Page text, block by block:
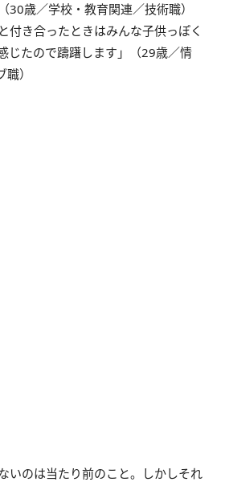
30歳／学校・教育関連／技術職）
付き合ったときはみんな子供っぽく
じたので躊躇します」（29歳／情
）
いのは当たり前のこと。しかしそれ